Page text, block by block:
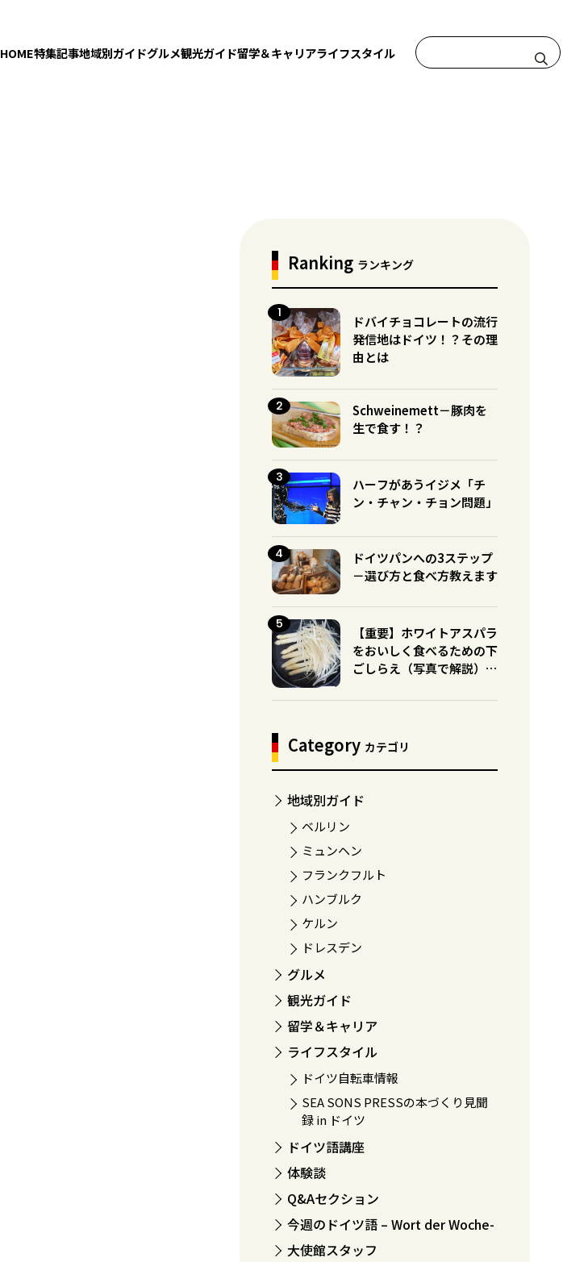
HOME特集記事地域別ガイドグルメ観光ガイド留学＆キャリアライフスタイル
Ranking ランキング
ドバイチョコレートの流行
発信地はドイツ！？その理
由とは
Schweinemett－豚肉を
生で食す！？
ハーフがあうイジメ「チ
ン・チャン・チョン問題」
ドイツパンへの3ステップ
－選び方と食べ方教えます
【重要】ホワイトアスパラ
をおいしく食べるための下
ごしらえ（写真で解説）※
Category カテゴリ
地域別ガイド
ベルリン
ミュンヘン
フランクフルト
ハンブルク
ケルン
ドレスデン
グルメ
観光ガイド
留学＆キャリア
ライフスタイル
ドイツ自転車情報
SEA SONS PRESSの本づくり見聞
録 in ドイツ
ドイツ語講座
体験談
Q&Aセクション
今週のドイツ語 – Wort der Woche-
大使館スタッフ